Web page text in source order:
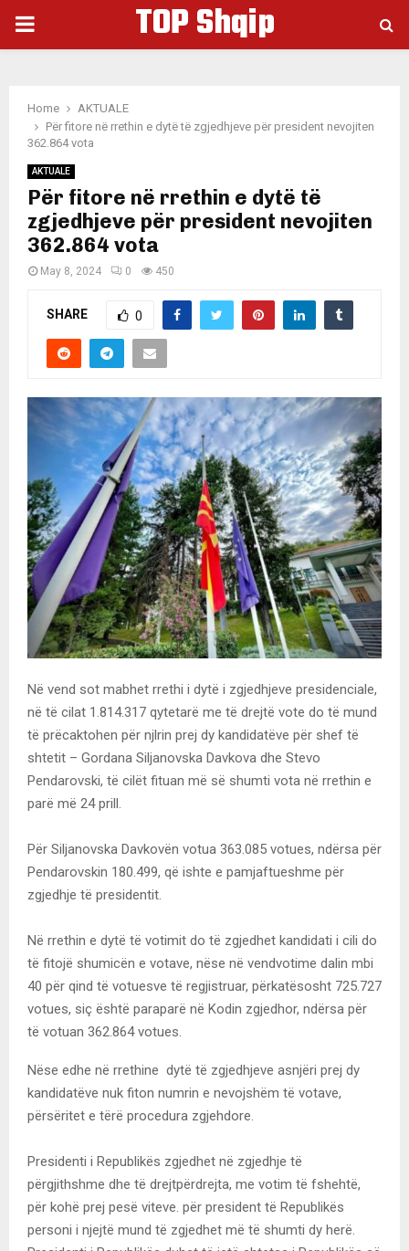
PRIMARY
TOP Shqip
Home
AKTUALE
Për fitore në rrethin e dytë të zgjedhjeve për president nevojiten
362.864 vota
AKTUALE
Për fitore në rrethin e dytë të
zgjedhjeve për president nevojiten
362.864 vota
May 8, 2024 0 450
SHARE 0
Në vend sot mabhet rrethi i dytë i zgjedhjeve presidenciale,
në të cilat 1.814.317 qytetarë me të drejtë vote do të mund
të prëcaktohen për njlrin prej dy kandidatëve për shef të
shtetit – Gordana Siljanovska Davkova dhe Stevo
Pendarovski, të cilët fituan më së shumti vota në rrethin e
parë më 24 prill.
Për Siljanovska Davkovën votua 363.085 votues, ndërsa për
Pendarovskin 180.499, që ishte e pamjaftueshme për
zgjedhje të presidentit.
Në rrethin e dytë të votimit do të zgjedhet kandidati i cili do
të fitojë shumicën e votave, nëse në vendvotime dalin mbi
40 për qind të votuesve të regjistruar, përkatësosht 725.727
votues, siç është paraparë në Kodin zgjedhor, ndërsa për
të votuan 362.864 votues.
Nëse edhe në rrethine dytë të zgjedhjeve asnjëri prej dy
kandidatëve nuk fiton numrin e nevojshëm të votave,
përsëritet e tërë procedura zgjehdore.
Presidenti i Republikës zgjedhet në zgjedhje të
përgjithshme dhe të drejtpërdrejta, me votim të fshehtë,
për kohë prej pesë viteve. për president të Republikës
personi i njejtë mund të zgjedhet më të shumti dy herë.